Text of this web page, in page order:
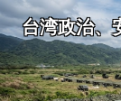
台湾政治、